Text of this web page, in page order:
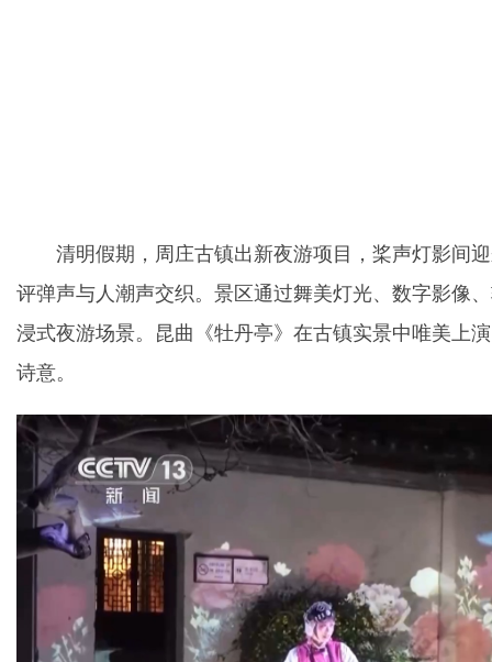
清明假期，周庄古镇出新夜游项目，桨声灯影间
评弹声与人潮声交织。景区通过舞美灯光、数字影像
浸式夜游场景。昆曲《牡丹亭》在古镇实景中唯美上
诗意。